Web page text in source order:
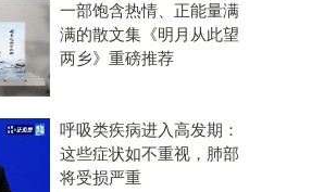
一部饱含热情、正能量满
满的散文集《明月从此望
两乡》重磅推荐
呼吸类疾病进入高发期：
这些症状如不重视，肺部
将受损严重